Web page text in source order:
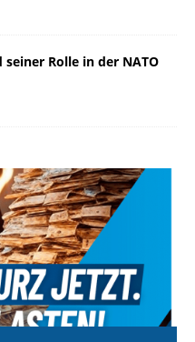
Rolle in der NATO